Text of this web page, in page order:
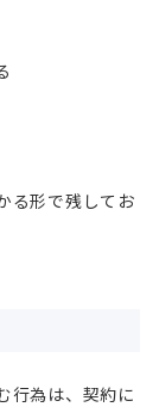
る形で残してお
行為は、契約に